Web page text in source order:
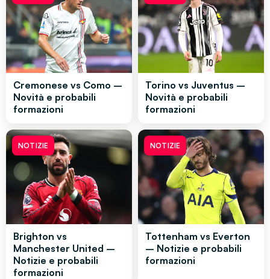
Cremonese vs Como –
Novità e probabili
formazioni
Torino vs Juventus –
Novità e probabili
formazioni
NOTIZIE
Brighton vs
Manchester United –
Notizie e probabili
formazioni
NOTIZIE
Tottenham vs Everton
– Notizie e probabili
formazioni